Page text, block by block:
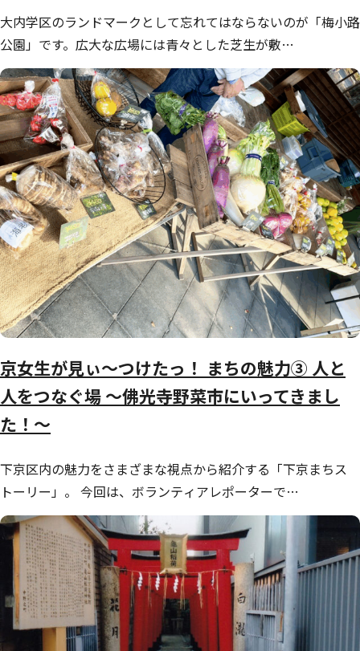
大内学区のランドマークとして忘れてはならないのが「梅小路
公園」です。広大な広場には青々とした芝生が敷…
京女生が見ぃ～つけたっ！ まちの魅力③ 人と
人をつなぐ場 ～佛光寺野菜市にいってきまし
た！～
下京区内の魅力をさまざまな視点から紹介する「下京まちス
トーリー」。 今回は、ボランティアレポーターで…